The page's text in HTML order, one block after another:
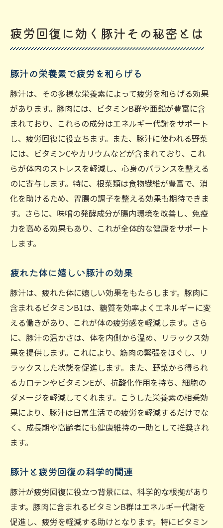
疲労回復に効く豚汁その秘密とは
豚汁の栄養素で疲労を和らげる
豚汁は、その多様な栄養素によって疲労を和らげる効果
があります。豚肉には、ビタミンB群や亜鉛が豊富に含
まれており、これらの成分はエネルギー代謝をサポート
し、疲労回復に役立ちます。また、豚汁に使われる野菜
には、ビタミンCやカリウムなどが含まれており、これ
らが体内のストレスを軽減し、心身のバランスを整える
のに寄与します。特に、根菜類は食物繊維が豊富で、消
化を助けるため、胃腸の調子を整える効果も期待できま
す。さらに、味噌の発酵成分が腸内環境を改善し、免疫
力を高める効果もあり、これが全体的な健康をサポート
します。
疲れた体に嬉しい豚汁の効果
豚汁は、疲れた体に嬉しい効果をもたらします。豚肉に
含まれるビタミンB1は、糖質を効率よくエネルギーに変
える働きがあり、これが体の疲労感を軽減します。さら
に、豚汁の温かさは、体を内側から温め、リラックス効
果を提供します。これにより、筋肉の緊張をほぐし、リ
ラックスした状態を促進します。また、野菜から得られ
るカロテンやビタミンEが、抗酸化作用を持ち、細胞の
ダメージを軽減してくれます。こうした栄養素の相乗効
果により、豚汁は日常生活での疲労を軽減するだけでな
く、成長期や高齢者にも健康維持の一助として推奨され
ます。
豚汁と疲労回復の科学的関連
豚汁が疲労回復に役立つ背景には、科学的な根拠があり
ます。豚肉に含まれるビタミンB群はエネルギー代謝を
促進し、疲労を軽減する助けとなります。特にビタミン